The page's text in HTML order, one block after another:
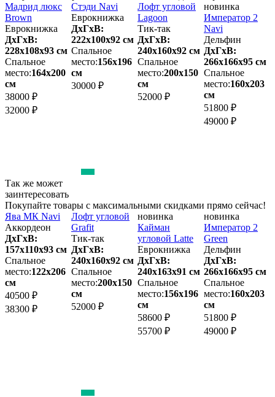
Мадрид люкс
Brown
Еврокнижка
ДхГхВ:
228х108x93 см
Спальное
место:164х200
см
38000 ₽
32000 ₽
Стэди Navi
Еврокнижка
ДхГхВ:
222х100x92 см
Спальное
место:156х196
см
30000 ₽
Лофт угловой
Lagoon
Тик-так
ДхГхВ:
240х160x92 см
Спальное
место:200х150
см
52000 ₽
новинка
Император 2
Navi
Дельфин
ДхГхВ:
266х166x95 см
Спальное
место:160х203
см
51800 ₽
49000 ₽
Так же может
заинтересовать
Покупайте товары с максимальными скидками прямо сейчас!
Ява МК Navi
Аккордеон
ДхГхВ:
157х110x93 см
Спальное
место:122х206
см
40500 ₽
38300 ₽
Лофт угловой
Grafit
Тик-так
ДхГхВ:
240х160x92 см
Спальное
место:200х150
см
52000 ₽
новинка
Кайман
угловой Latte
Еврокнижка
ДхГхВ:
240х163x91 см
Спальное
место:156х196
см
58600 ₽
55700 ₽
новинка
Император 2
Green
Дельфин
ДхГхВ:
266х166x95 см
Спальное
место:160х203
см
51800 ₽
49000 ₽